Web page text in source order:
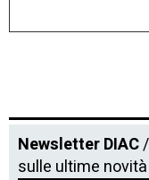
Newsletter DIAC
sulle ultime